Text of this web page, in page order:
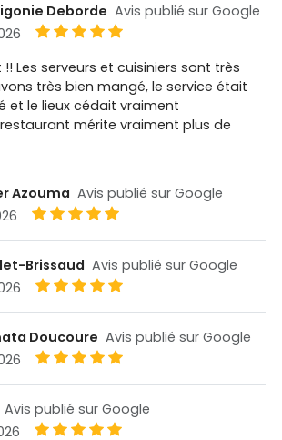
Deborde Avis publié sur Google
Les serveurs et cuisiniers sont très
très bien mangé, le service était
et le lieux cédait vraiment
mérite vraiment plus de
Azouma Avis publié sur Google
Brissaud Avis publié sur Google
Doucoure Avis publié sur Google
Avis publié sur Google